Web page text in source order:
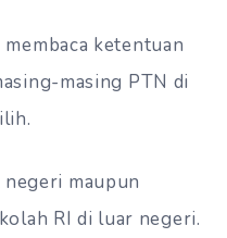
ketentuan
masing PTN di
maupun
RI di luar negeri.